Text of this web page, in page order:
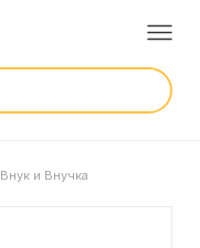
Внук и Внучка